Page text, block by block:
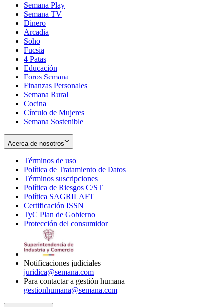
Semana Play
Semana TV
Dinero
Arcadia
Soho
in
new
window
Fucsia
in
new
window
4 Patas
Educación
Foros Semana
Finanzas Personales
Semana Rural
Cocina
Círculo de Mujeres
Semana Sostenible
Acerca de nosotros
Términos de uso
in
new
window
Política de Tratamiento de Datos
Términos suscripciones
in
Política de Riesgos C/ST
Política SAGRILAFT
new
window
Certificación ISSN
in
new
TyC Plan de Gobierno
in
Protección del consumidorOpens
Notificaciones judiciales
juridica@semana.com
Para contactar a gestión humana
gestionhumana@semana.com